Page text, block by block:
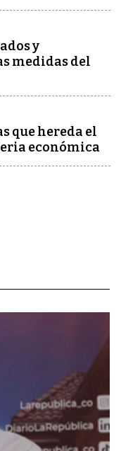
y
medidas del
que hereda el
económica